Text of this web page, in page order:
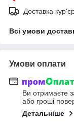
Доставка
Всі умови
Умови оплати
Ви отримаєте
або гроші
Детальніше